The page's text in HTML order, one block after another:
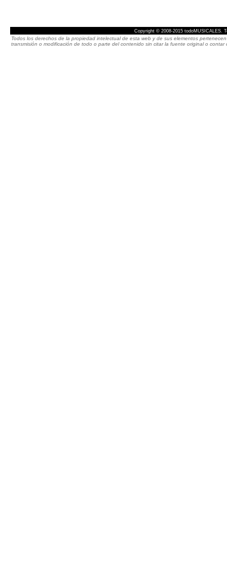
Copyright © 2008-2015 todoMUSICALES.
Todos los derechos de la propiedad intelectual de esta web y de sus elementos
transmisión o modificación de todo o parte del contenido sin citar la fuente original o